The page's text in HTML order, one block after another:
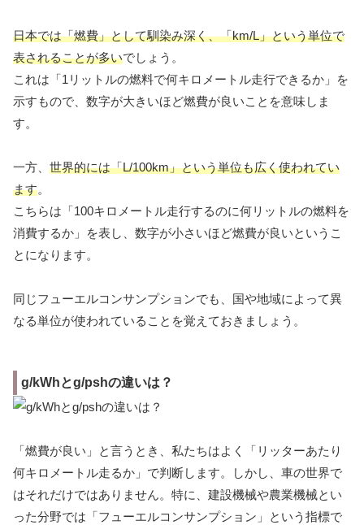
日本では「燃費」として馴染み深く、「km/L」という単位で
表されることが多いでしょう。
これは「1リットルの燃料で何キロメートル走行できるか」を
示すもので、数字が大きいほど燃費が良いことを意味しま
す。
一方、 世界的には「L/100km」という単位も広く使われてい
ます。
こちらは「100キロメートル走行するのに何リットルの燃料を
消費するか」を表し、数字が小さいほど燃費が良いというこ
とになります。
同じフューエルコンサンプションでも、国や地域によって異
なる単位が使われていることを覚えておきましょう。
g/kWhとg/pshの違いは？
「燃費が良い」と言うとき、私たちはよく「リッターあたり
何キロメートル走るか」で判断します。しかし、車の世界で
はそれだけではありません。特に、建設機械や農業機械とい
った分野では「フューエルコンサンプション」という指標で